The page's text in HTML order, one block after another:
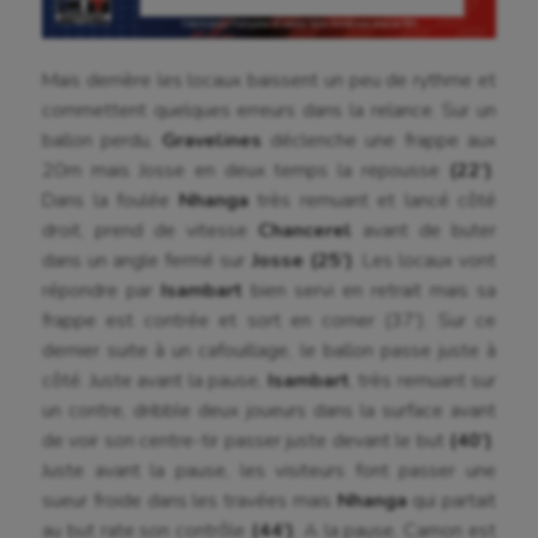
Mais derrière les locaux baissent un peu de rythme et
commettent quelques erreurs dans la relance. Sur un
ballon perdu, Gravelines déclenche une frappe aux
20m mais Josse en deux temps la repousse (22’)
Dans la foulée Nhanga
très remuant et lancé côté
droit, prend de vitesse Chancerel avant de buter
dans un angle fermé sur Josse (25’) . Les locaux vont
répondre par Isambart bien servi en retrait mais sa
frappe est contrée et sort en corner (37’). Sur ce
dernier suite à un cafouillage, le ballon passe juste à
côté. Juste avant la pause, Isambart , très remuant sur
un contre, dribble deux joueurs dans la surface avant
de voir son centre-tir passer juste devant le but (40’)
Juste avant la pause, les visiteurs font passer une
sueur froide dans les travées mais Nhangaqui partait
au but rate son contrôle (44’) . A la pause, Camon est